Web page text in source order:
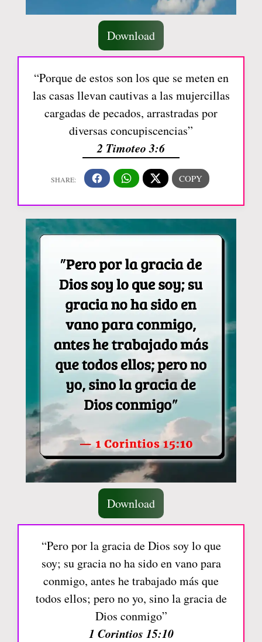
Download
“Porque de estos son los que se meten en
las casas llevan cautivas a las mujercillas
cargadas de pecados, arrastradas por
diversas concupiscencias”
2 Timoteo 3:6
Download
“Pero por la gracia de Dios soy lo que
soy; su gracia no ha sido en vano para
conmigo, antes he trabajado más que
todos ellos; pero no yo, sino la gracia de
Dios conmigo”
1 Corintios 15:10